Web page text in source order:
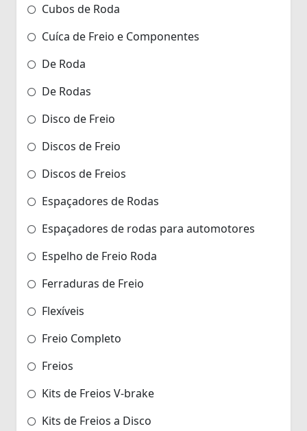
Cubos de Roda
Cuíca de Freio e Componentes
De Roda
De Rodas
Disco de Freio
Discos de Freio
Discos de Freios
Espaçadores de Rodas
Espaçadores de rodas para automotores
Espelho de Freio Roda
Ferraduras de Freio
Flexíveis
Freio Completo
Freios
Kits de Freios V-brake
Kits de Freios a Disco